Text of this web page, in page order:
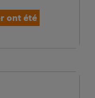
ont été